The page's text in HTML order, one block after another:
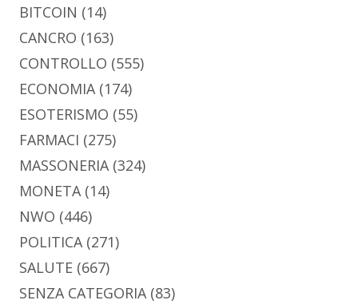
BITCOIN (14)
CANCRO (163)
CONTROLLO (555)
ECONOMIA(174)
ESOTERISMO (55)
FARMACI (275)
MASSONERIA(324)
MONETA(14)
NWO (446)
POLITICA(271)
SALUTE (667)
SENZA CATEGORIA(83)